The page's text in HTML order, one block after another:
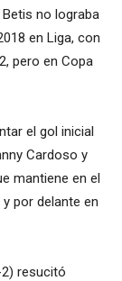
no lograba
en Liga, con
pero en Copa
el gol inicial
Cardoso y
mantiene en el
por delante en
resucitó